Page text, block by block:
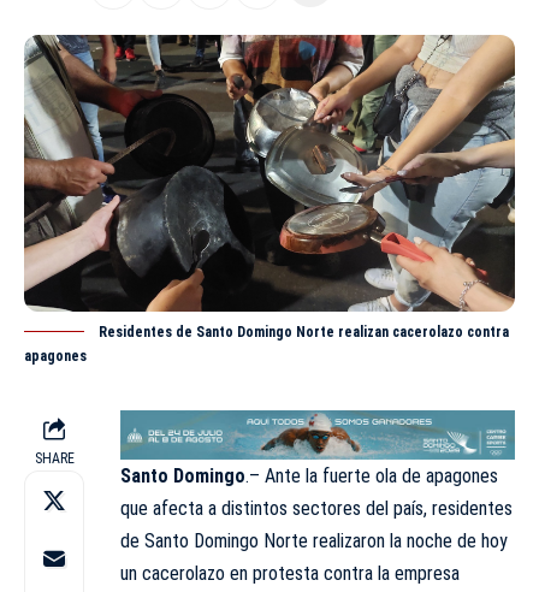
Residentes de Santo Domingo Norte realizan cacerolazo contra
apagones
SHARE
Santo Domingo.– Ante la fuerte ola de apagones
que afecta a distintos sectores del país, residentes
de Santo Domingo Norte realizaron la noche de hoy
un cacerolazo en protesta contra la empresa